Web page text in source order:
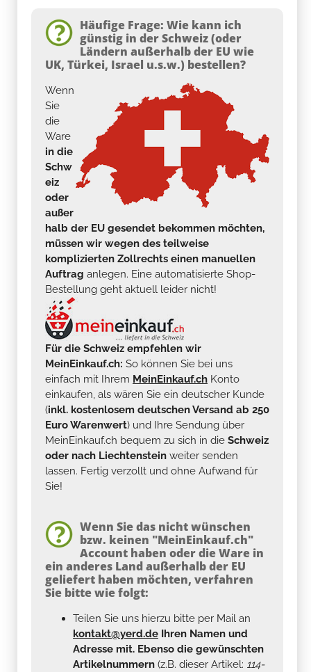
Häufige Frage: Wie kann ich
günstig in der Schweiz (oder
Ländern außerhalb der EU wie
UK, Türkei, Israel u.s.w.) bestellen?
Wenn
Sie
die
Ware
in die
Schw
eiz
oder
außer
halb der EU gesendet bekommen möchten,
müssen wir wegen des teilweise
komplizierten Zollrechts einen manuellen
Auftrag anlegen. Eine automatisierte Shop-
Bestellung geht aktuell leider nicht!
Für die Schweiz empfehlen wir
MeinEinkauf.ch: So können Sie bei uns
einfach mit Ihrem MeinEinkauf.ch Konto
einkaufen, als wären Sie ein deutscher Kunde
(inkl. kostenlosem deutschen Versand ab 250
Euro Warenwert) und Ihre Sendung über
MeinEinkauf.ch bequem zu sich in die Schweiz
oder nach Liechtenstein weiter senden
lassen. Fertig verzollt und ohne Aufwand für
Sie!
Wenn Sie das nicht wünschen
bzw. keinen "MeinEinkauf.ch"
Account haben oder die Ware in
ein anderes Land außerhalb der EU
geliefert haben möchten, verfahren
Sie bitte wie folgt:
Teilen Sie uns hierzu bitte per Mail an
kontakt@yerd.de Ihren Namen und
Adresse mit. Ebenso die gewünschten
Artikelnummern (z.B. dieser Artikel: 114-